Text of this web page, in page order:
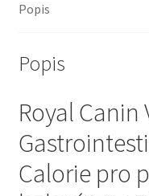
Boudy a výběhy
Bozita pro psy —
Brit pro psy
Popis
Popis
Royal
Calorie pro